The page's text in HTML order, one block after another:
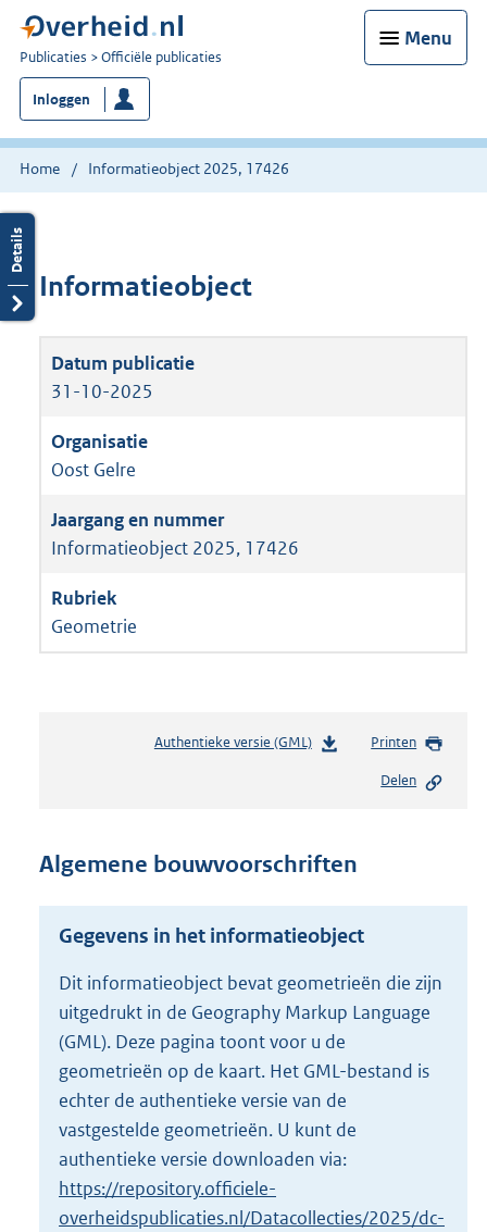
Menu
U
bent
nu
hier:
Publicaties Officiële publicaties
Inloggen
Home Informatieobject 2025, 17426
Informatieobject
31-10-2025
Oost Gelre
Informatieobject 2025, 17426
Geometrie
Authentieke versie (GML)b
n
s
r
o
t
t
e
8
K
b
Printen
Delen
Algemene bouwvoorschriften
Gegevens in het informatieobject
Dit informatieobject bevat geometrieën die zijn
uitgedrukt in de Geography Markup Language
(GML). Deze pagina toont voor u de
geometrieën op de kaart. Het GML-bestand is
echter de authentieke versie van de
vastgestelde geometrieën. U kunt de
authentieke versie downloaden via:
https://repository.officiele-
overheidspublicaties.nl/Datacollecties/2025/dc-